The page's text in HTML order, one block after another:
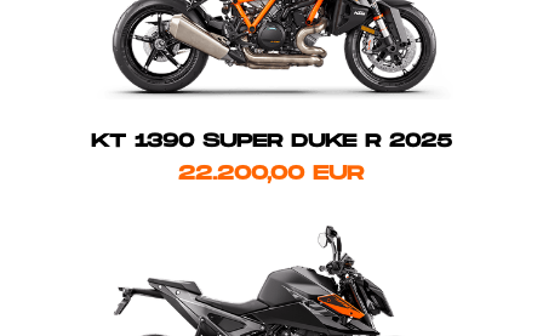
KT 1390 SUPER DUKE R 2025
22.200,00 EUR